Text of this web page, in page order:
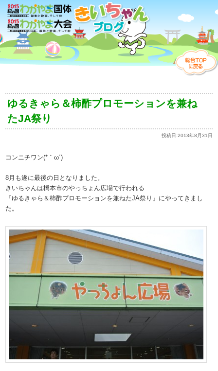
ゆるきゃら＆柿酢プロモーションを兼ね
たJA祭り
投稿日:2013年8月31日
コンニチワン(*｀ω´)
8月も遂に最後の日となりました。
きいちゃんは橋本市のやっちょん広場で行われる
『ゆるきゃら＆柿酢プロモーションを兼ねたJA祭り』にやってきまし
た。